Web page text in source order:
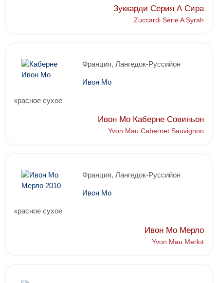
Зуккарди Серия А Сира
Zuccardi Serie A Syrah
Франция, Лангедок-Руссийон
Ивон Мо
красное сухое
Ивон Мо Каберне Совиньон
Yvon Mau Cabernet Sauvignon
Франция, Лангедок-Руссийон
Ивон Мо
красное сухое
Ивон Мо Мерло
Yvon Mau Merlot